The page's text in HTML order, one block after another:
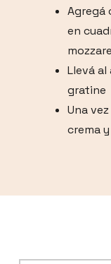
Agregá
en
Llevá al
gratine
Una
crema